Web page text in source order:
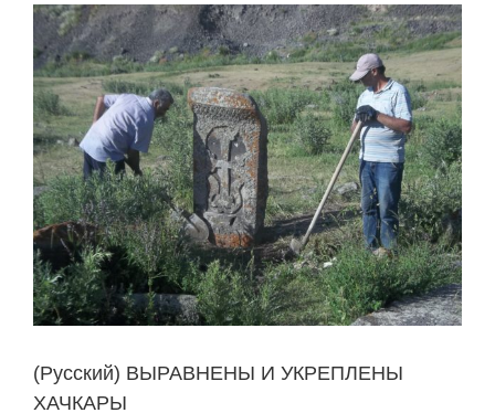
View
Larger
Image
(Русский) ВЫРАВНЕНЫ И УКРЕПЛЕНЫ
ХАЧКАРЫ